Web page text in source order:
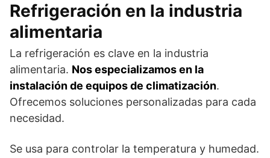
Refrigeración en la industria
alimentaria
La refrigeración es clave en la industria
alimentaria. Nos especializamos en la
instalación de equipos de climatización.
Ofrecemos soluciones personalizadas para cada
necesidad.
Se usa para controlar la temperatura y humedad.